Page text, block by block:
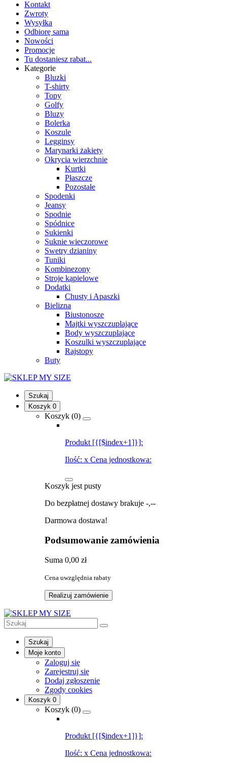
Kontakt
Zwroty
Wysyłka
Odbiorę sama
Nowości
Promocje
Tu dostaniesz rabat...
Kategorie
Bluzki
T-shirty
Topy
Golfy
Bluzy
Bolerka
Koszule
Legginsy
Marynarki żakiety
Okrycia wierzchnie
Kurtki
Płaszcze
Pozostałe
Spodenki
Jeansy
Spodnie
Spódnice
Sukienki
Suknie wieczorowe
Swetry dzianiny
Tuniki
Kombinezony
Stroje kąpielowe
Dodatki
Chusty i Apaszki
Bielizna
Biustonosze
Majtki wyszczuplające
Body wyszczuplające
Koszulki wyszczuplające
Rajstopy
Buty
Szukaj
Koszyk 0
Koszyk (0)
Produkt [{[$index+1]}]:
Ilość: x Cena jednostkowa:
Koszyk jest pusty
Do bezpłatnej dostawy brakuje -,--
Darmowa dostawa!
Podsumowanie zamówienia
Suma 0,00 zł
Cena uwzględnia rabaty
Realizuj zamówienie
Szukaj
Moje konto
Zaloguj się
Zarejestruj się
Dodaj zgłoszenie
Zgody cookies
Koszyk 0
Koszyk (0)
Produkt [{[$index+1]}]:
Ilość: x Cena jednostkowa: